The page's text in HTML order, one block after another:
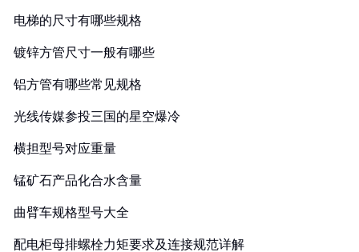
电梯的尺寸有哪些规格
镀锌方管尺寸一般有哪些
铝方管有哪些常见规格
光线传媒参投三国的星空爆冷
横担型号对应重量
锰矿石产品化合水含量
曲臂车规格型号大全
配电柜母排螺栓力矩要求及连接规范详解